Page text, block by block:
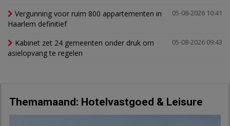
05-08-2026 10:41
Vergunning voor ruim 800 appartementen in
Haarlem definitief
05-08-2026 09:43
Kabinet zet 24 gemeenten onder druk om
asielopvang te regelen
Themamaand: Hotelvastgoed & Leisure